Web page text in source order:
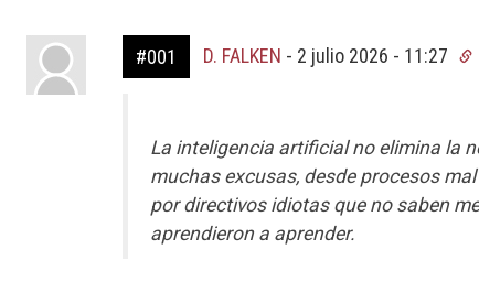
#001 D. FALKEN - 2 julio 2026 - 11:27
La inteligencia artificial no elimina la
muchas excusas, desde procesos
por directivos idiotas que no saben
aprendieron a aprender.